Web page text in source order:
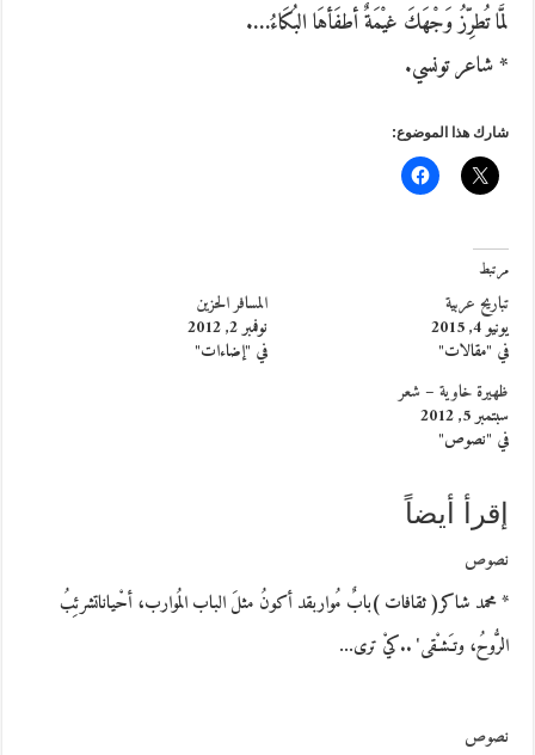
لمَّا تُطرِّزُ وَجْهَكَ غيْمَةٌ أطفَأهَا البُكَاءُ….
* شاعر تونسي.
شارك هذا الموضوع:
مرتبط
تباريح عربية
يونيو 4, 2015
في "مقالات"
المسافر الحزين
نوفمبر 2, 2012
في "إضاءات"
ظهيرة خاوية – شعر
سبتمبر 5, 2012
في "نصوص"
إقرأ أيضاً
نصوص
* محمد شاكر( ثقافات )بابٌ مُواربقد أكونُ مثلَ الباب المُوارب، أحْياناتشرئِبُ
الرُّوحُ، وتـَشـْقى' ..كيْ ترى…
نصوص